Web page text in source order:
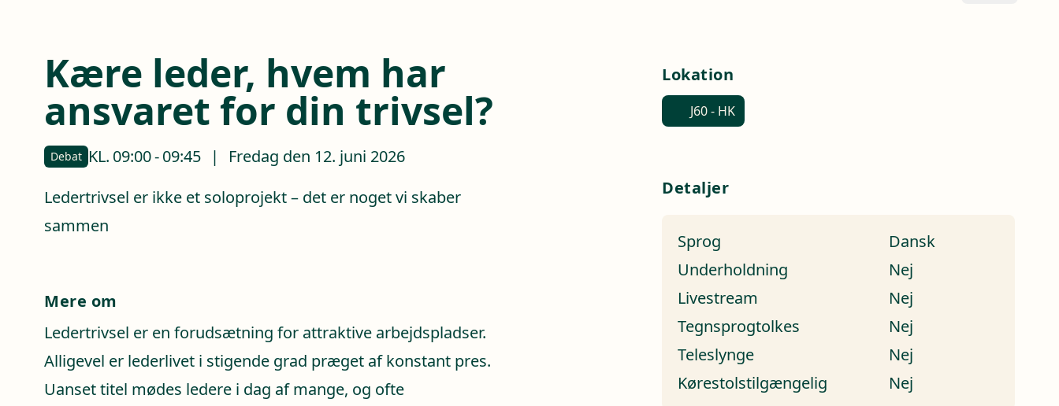
Kære leder, hvem har
ansvaret for din trivsel?
Debat KL. 09:00-09:45 |
Fredag den 12. juni 2026
Ledertrivsel er ikke et soloprojekt – det er noget vi skaber
sammen
Mere om
Ledertrivsel er en forudsætning for attraktive arbejdspladser.
Alligevel er lederlivet i stigende grad præget af konstant pres.
Uanset titel mødes ledere i dag af mange, og ofte
Lokation
J60 - HK
Detaljer
Sprog
Dansk
Underholdning
Nej
Livestream
Nej
Tegnsprogtolkes
Nej
Teleslynge
Nej
Kørestolstilgængelig
Nej